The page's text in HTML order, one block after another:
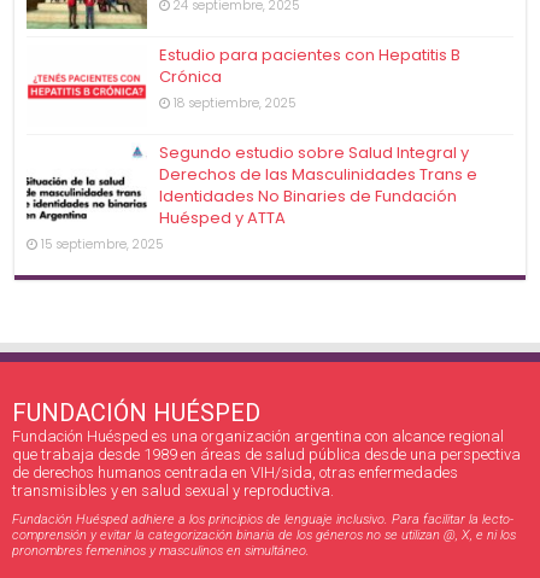
24 septiembre, 2025
Estudio para pacientes con Hepatitis B
Crónica
18 septiembre, 2025
Segundo estudio sobre Salud Integral y
Derechos de las Masculinidades Trans e
Identidades No Binaries de Fundación
Huésped y ATTA
15 septiembre, 2025
FUNDACIÓN HUÉSPED
Fundación Huésped es una organización argentina con alcance regional
que trabaja desde 1989 en áreas de salud pública desde una perspectiva
de derechos humanos centrada en VIH/sida, otras enfermedades
transmisibles y en salud sexual y reproductiva.
Fundación Huésped adhiere a los principios de lenguaje inclusivo. Para facilitar la lecto-
comprensión y evitar la categorización binaria de los géneros no se utilizan @, X, e ni los
pronombres femeninos y masculinos en simultáneo.